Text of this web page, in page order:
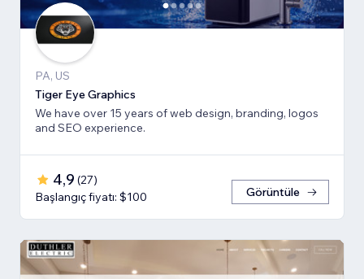
PA, US
Tiger Eye Graphics
We have over 15 years of web design, branding, logos
and SEO experience.
4,9 (27)
Başlangıç fiyatı: $100
Görüntüle